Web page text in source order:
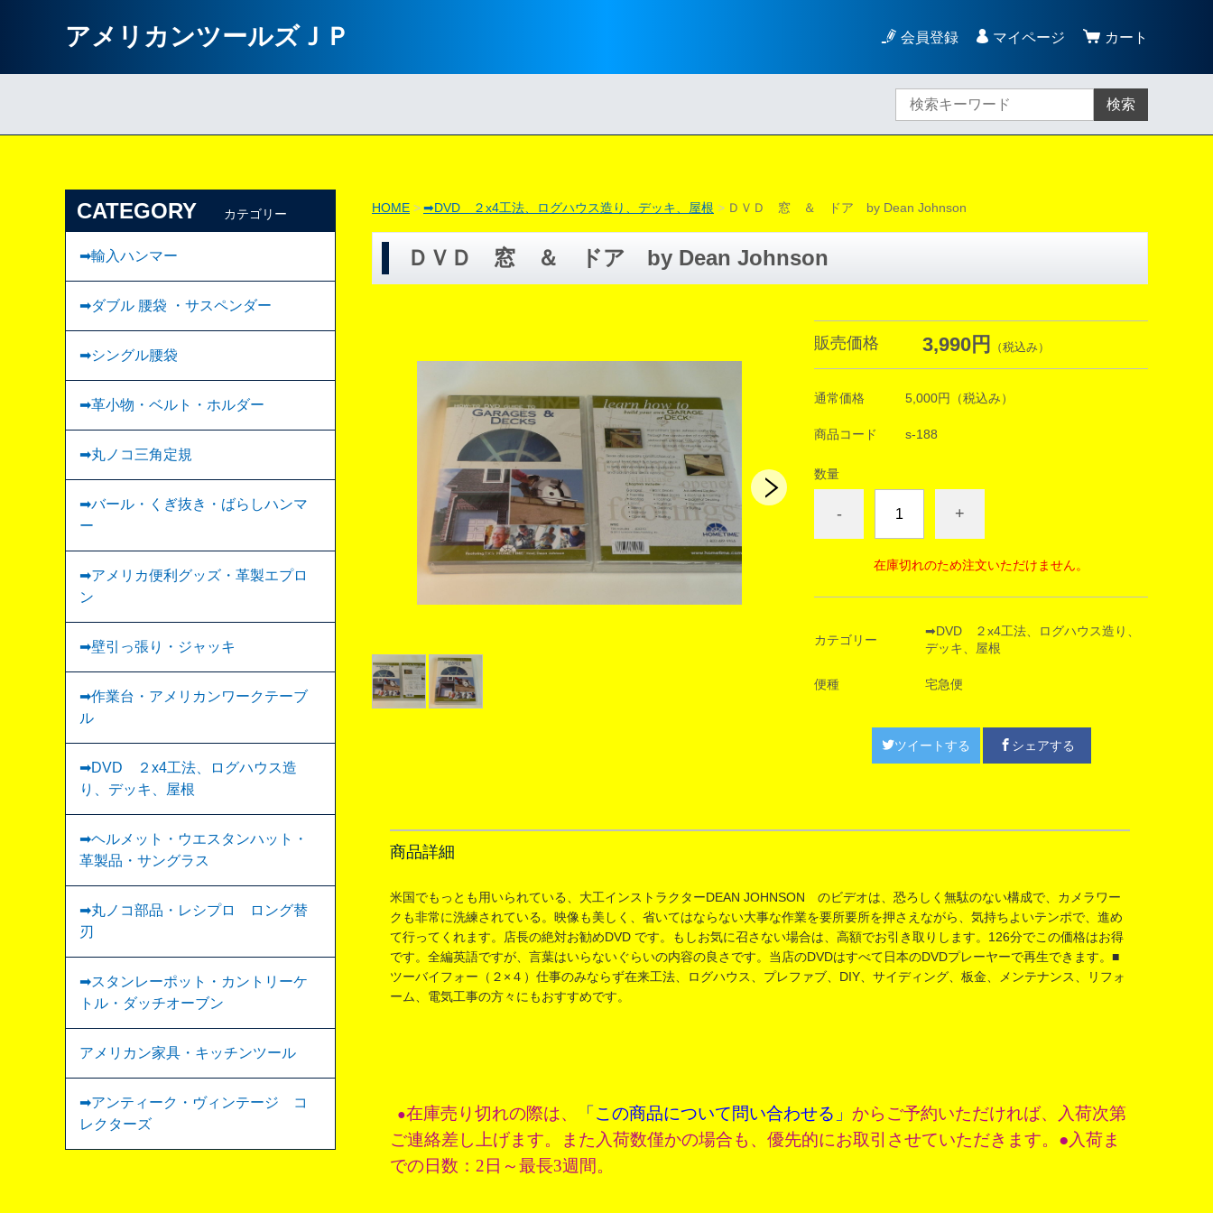
アメリカンツールズＪＰ 会員登録 マイページ カート
検索
HOME ➡DVD ２x4工法、ログハウス造り、デッキ、屋根 ＤＶＤ 窓 ＆ ドア by Dean Johnson
ＤＶＤ 窓 ＆ ドア by Dean Johnson
販売価格 3,990円 （税込み）
通常価格 5,000円 （税込み）
商品コード s-188
数量
- +
在庫切れのため注文いただけません。
カテゴリー
➡DVD ２x4工法、ログハウス造り、
デッキ、屋根
便種 宅急便
ツイートする シェアする
商品詳細
米国でもっとも用いられている、大工インストラクターDEAN JOHNSON のビデオは、恐ろしく無駄のない構成で、カメラワー
クも非常に洗練されている。映像も美しく、省いてはならない大事な作業を要所要所を押さえながら、気持ちよいテンポで、進め
て行ってくれます。店長の絶対お勧めDVD です。もしお気に召さない場合は、高額でお引き取りします。126分でこの価格はお得
です。全編英語ですが、言葉はいらないぐらいの内容の良さです。当店のDVDはすべて日本のDVDプレーヤーで再生できます。■
ツーバイフォー（２×４）仕事のみならず在来工法、ログハウス、プレファブ、DIY、サイディング、板金、メンテナンス、リフォ
ーム、電気工事の方々にもおすすめです。
●在庫売り切れの際は、 「この商品について問い合わせる」 からご予約いただければ、入荷次第
ご連絡差し上げます。また入荷数僅かの場合も、優先的にお取引させていただきます。●入荷ま
での日数：2日～最長3週間。
CATEGORY カテゴリー
➡輸入ハンマー
➡ダブル 腰袋 ・サスペンダー
➡︎シングル腰袋
➡︎革小物・ベルト・ホルダー
➡丸ノコ三角定規
➡バール・くぎ抜き・ばらしハンマ
ー
➡アメリカ便利グッズ・革製エプロ
ン
➡壁引っ張り・ジャッキ
➡作業台・アメリカンワークテーブ
ル
➡DVD ２x4工法、ログハウス造
り、デッキ、屋根
➡ヘルメット・ウエスタンハット・
革製品・サングラス
➡丸ノコ部品・レシプロ ロング替
刃
➡スタンレーポット・カントリーケ
トル・ダッチオーブン
アメリカン家具・キッチンツール
➡︎アンティーク・ヴィンテージ コ
レクターズ